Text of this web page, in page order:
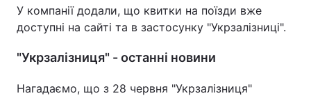
У компанії додали, що квитки на поїзди вже
доступні на сайті та в застосунку "Укрзалізниці".
"Укрзалізниця" - останні новини
Нагадаємо, що з 28 червня "Укрзалізниця"